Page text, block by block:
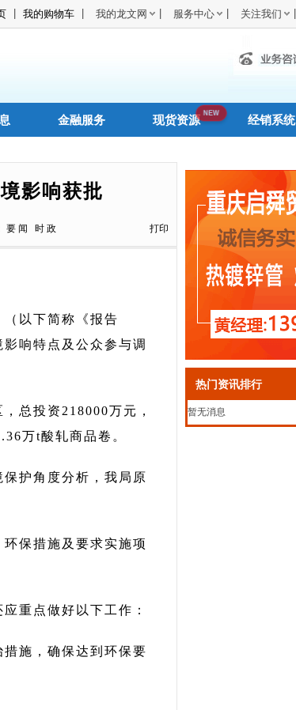
我的购物车 我的龙文网 服务中心 关注我们
金融服务 现货资源 经销系统
影响获批
要 闻 时 政 打印
以下简称《报告
响特点及公众参与调
总投资218000万元，
万t酸轧商品卷。
护角度分析，我局原
保措施及要求实施项
重点做好以下工作：
施，确保达到环保要
热门资讯排行
暂无消息